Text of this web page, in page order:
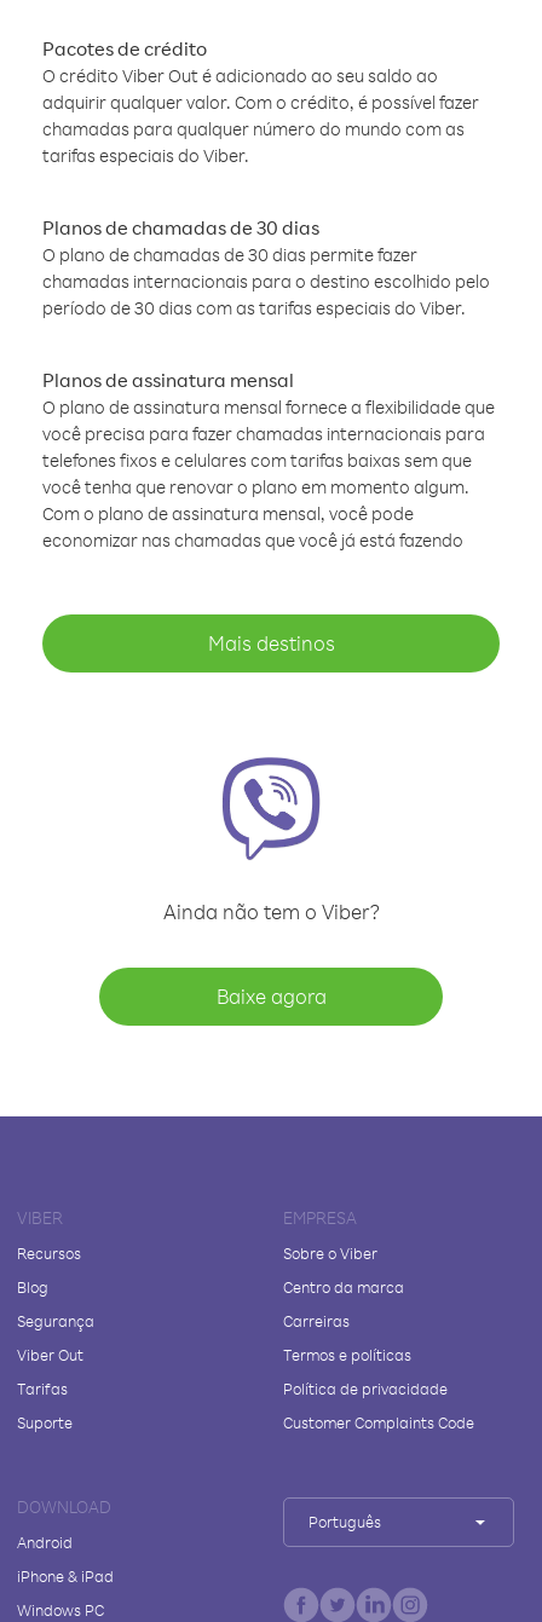
Pacotes de crédito
O crédito Viber Out é adicionado ao seu saldo ao
adquirir qualquer valor. Com o crédito, é possível fazer
chamadas para qualquer número do mundo com as
tarifas especiais do Viber.
Planos de chamadas de 30 dias
O plano de chamadas de 30 dias permite fazer
chamadas internacionais para o destino escolhido pelo
período de 30 dias com as tarifas especiais do Viber.
Planos de assinatura mensal
O plano de assinatura mensal fornece a flexibilidade que
você precisa para fazer chamadas internacionais para
telefones fixos e celulares com tarifas baixas sem que
você tenha que renovar o plano em momento algum.
Com o plano de assinatura mensal, você pode
economizar nas chamadas que você já está fazendo
Mais destinos
Ainda não tem o Viber?
Baixe agora
VIBER
Recursos
Blog
Segurança
Viber Out
Tarifas
Suporte
EMPRESA
Sobre o Viber
Centro da marca
Carreiras
Termos e políticas
Política de privacidade
Customer Complaints Code
DOWNLOAD
Android
iPhone & iPad
Windows PC
Português